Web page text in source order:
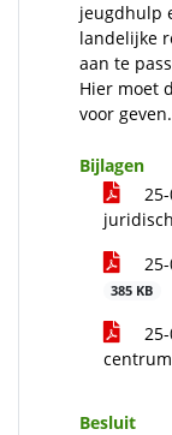
jeugdhulp
landelijke
aan te
Hier moet
voor geven.
Bijlagen
385 KB
Besluit